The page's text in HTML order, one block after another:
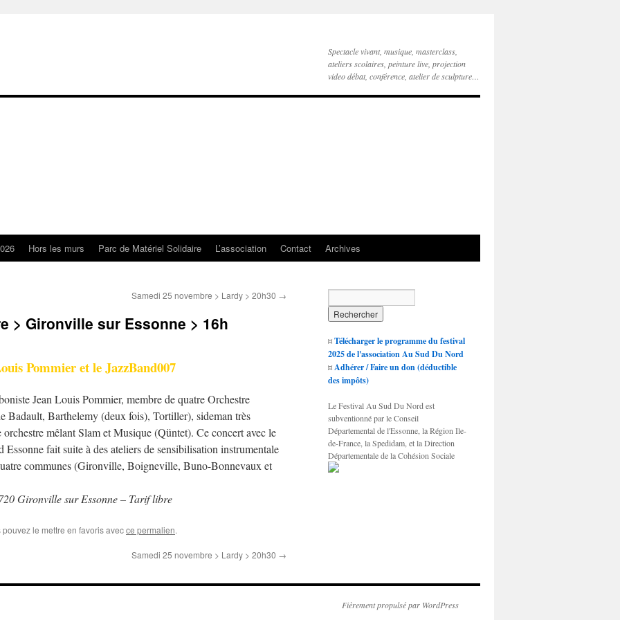
Spectacle vivant, musique, masterclass,
ateliers scolaires, peinture live, projection
video débat, conférence, atelier de sculpture…
Hors les murs Parc de Matériel Solidaire L’association Contact Archives
Samedi 25 novembre > Lardy > 20h30 →
> Gironville sur Essonne > 16h
Pommier et le JazzBand007
Jean Louis Pommier, membre de quatre Orchestre
Badault, Barthelemy (deux fois), Tortiller), sideman très
mêlant Slam et Musique (Qüntet). Ce concert avec le
fait suite à des ateliers de sensibilisation instrumentale
communes (Gironville, Boigneville, Buno-Bonnevaux et
Gironville sur Essonne – Tarif libre
pouvez le mettre en favoris avecce permalien.
Samedi 25 novembre > Lardy > 20h30 →
¤Télécharger le programme du festival
2025 de l'association Au Sud Du Nord
¤Adhérer / Faire un don (déductible
des impôts)
Le Festival Au Sud Du Nord est
subventionné par le Conseil
Départemental de l'Essonne, la Région Ile-
de-France, la Spedidam, et la Direction
Départementale de la Cohésion Sociale
Fièrement propulsé par WordPress